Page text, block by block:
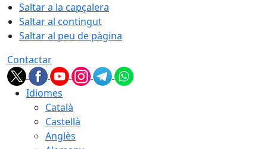
Saltar a la capçalera
Saltar al contingut
Saltar al peu de pàgina
Contactar
Idiomes
Català
Castellà
Anglès